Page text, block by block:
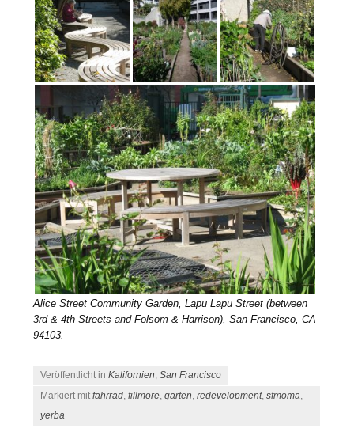
Alice Street Community Garden, Lapu Lapu Street (between
3rd & 4th Streets and Folsom & Harrison), San Francisco, CA
94103.
Veröffentlicht inKalifornien,San Francisco
Markiert mitfahrrad,fillmore,garten,redevelopment,sfmoma,
yerba